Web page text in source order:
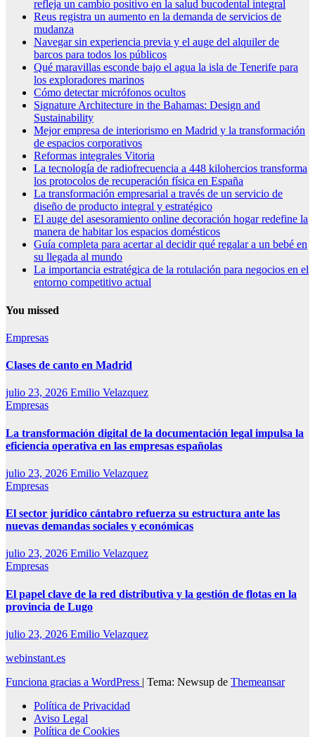
refleja un cambio positivo en la salud bucodental integral
Reus registra un aumento en la demanda de servicios de
mudanza
Navegar sin experiencia previa y el auge del alquiler de
barcos para todos los públicos
Qué maravillas esconde bajo el agua la isla de Tenerife para
los exploradores marinos
Cómo detectar micrófonos ocultos
Signature Architecture in the Bahamas: Design and
Sustainability
Mejor empresa de interiorismo en Madrid y la transformación
de espacios corporativos
Reformas integrales Vitoria
La tecnología de radiofrecuencia a 448 kilohercios transforma
los protocolos de recuperación física en España
La transformación empresarial a través de un servicio de
diseño de producto integral y estratégico
El auge del asesoramiento online decoración hogar redefine la
manera de habitar los espacios domésticos
Guía completa para acertar al decidir qué regalar a un bebé en
su llegada al mundo
La importancia estratégica de la rotulación para negocios en el
entorno competitivo actual
You missed
Empresas
Clases de canto en Madrid
julio 23, 2026 Emilio Velazquez
Empresas
La transformación digital de la documentación legal impulsa la
eficiencia operativa en las empresas españolas
julio 23, 2026 Emilio Velazquez
Empresas
El sector jurídico cántabro refuerza su estructura ante las
nuevas demandas sociales y económicas
julio 23, 2026 Emilio Velazquez
Empresas
El papel clave de la red distributiva y la gestión de flotas en la
provincia de Lugo
julio 23, 2026 Emilio Velazquez
webinstant.es
Funciona gracias a WordPress | Tema: Newsup de Themeansar
Política de Privacidad
Aviso Legal
Política de Cookies